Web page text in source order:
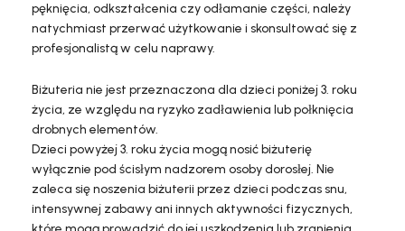
pęknięcia, odkształcenia czy odłamanie części, należy
natychmiast przerwać użytkowanie i skonsultować się z
profesjonalistą w celu naprawy.
Biżuteria nie jest przeznaczona dla dzieci poniżej 3. roku
życia, ze względu na ryzyko zadławienia lub połknięcia
drobnych elementów.
Dzieci powyżej 3. roku życia mogą nosić biżuterię
wyłącznie pod ścisłym nadzorem osoby dorosłej. Nie
zaleca się noszenia biżuterii przez dzieci podczas snu,
intensywnej zabawy ani innych aktywności fizycznych,